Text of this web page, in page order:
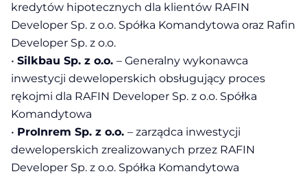
kredytów hipotecznych dla klientów RAFIN
Developer Sp. z o.o. Spółka Komandytowa oraz Rafin
Developer Sp. z o.o.
• Silkbau Sp. z o.o. – Generalny wykonawca
inwestycji deweloperskich obsługujący proces
rękojmi dla RAFIN Developer Sp. z o.o. Spółka
Komandytowa
• ProInrem Sp. z o.o. – zarządca inwestycji
deweloperskich zrealizowanych przez RAFIN
Developer Sp. z o.o. Spółka Komandytowa